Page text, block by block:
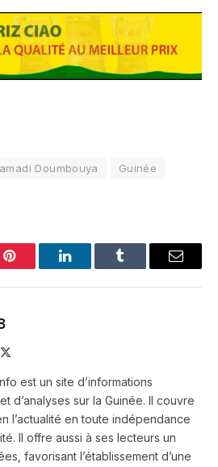
Doumbouya
Guinée
Pinterest LinkedInTumblr Email
est un site d’informations
d’analyses sur la Guinée. Il couvre
l’actualité en toute indépendance
Il offre aussi à ses lecteurs un
favorisant l’établissement d’une